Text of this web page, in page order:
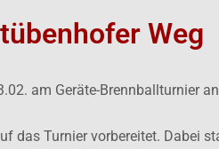
Weg
am Geräte-Brennballturnier
Turnier vorbereitet. Dabei